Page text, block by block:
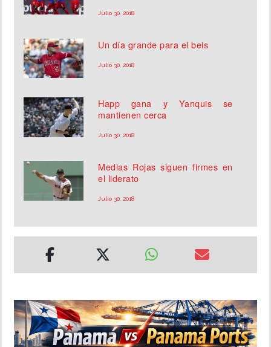
Julio 30, 2018
Un día grande para el beis
Julio 30, 2018
Happ gana y Yanquis se
mantienen cerca
Julio 30, 2018
Medias Rojas siguen firmes en
el liderato
Julio 30, 2018